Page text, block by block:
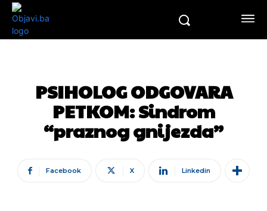
PSIHOLOG ODGOVARA
PETKOM: Sindrom
“praznog gnijezda”
Facebook X Linkedin